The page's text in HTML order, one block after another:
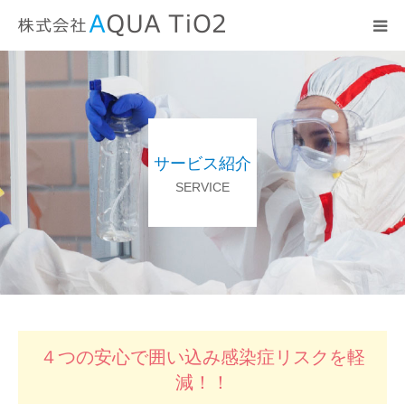
サービス紹介
SERVICE
４つの安心で囲い込み感染症リスクを軽
減！！
トップページ
サービス紹介
会社案内
協力施工店募集